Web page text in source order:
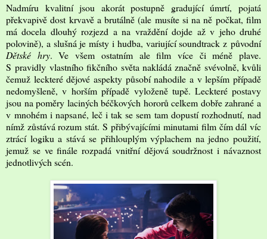
Nadmíru kvalitní jsou akorát postupně gradující úmrtí, pojatá
překvapivě dost krvavě a brutálně (ale musíte si na ně počkat, film
má docela dlouhý rozjezd a na vraždění dojde až v jeho druhé
polovině), a slušná je místy i hudba, variující soundtrack z původní
Dětské hry. Ve všem ostatním ale film více či méně plave.
S pravidly vlastního fikčního světa nakládá značně svévolně, kvůli
čemuž leckteré dějové aspekty působí nahodile a v lepším případě
nedomyšleně, v horším případě vyloženě tupě. Leckteré postavy
jsou na poměry laciných béčkových hororů celkem dobře zahrané a
v mnohém i napsané, leč i tak se sem tam dopustí rozhodnutí, nad
nímž zůstává rozum stát. S přibývajícími minutami film čím dál víc
ztrácí logiku a stává se přihlouplým výplachem na jedno použití,
jemuž se ve finále rozpadá vnitřní dějová soudržnost i návaznost
jednotlivých scén.